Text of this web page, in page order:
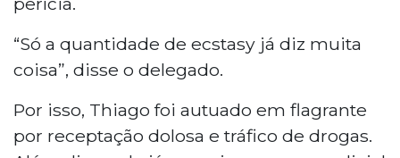
“Só a quantidade de ecstasy já diz muita
coisa”, disse o delegado.
Por isso, Thiago foi autuado em flagrante
por receptação dolosa e tráfico de drogas.